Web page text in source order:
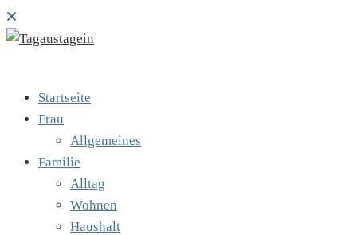
Startseite
Frau
Allgemeines
Familie
Alltag
Wohnen
Haushalt